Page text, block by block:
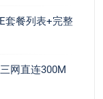
套餐列表+完整
网直连300M